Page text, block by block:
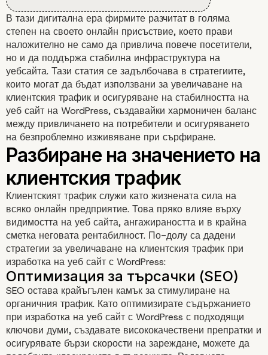
В тази дигитална ера фирмите разчитат в голяма
степен на своето онлайн присъствие, което прави
наложително не само да привлича повече посетители,
но и да поддържа стабилна инфраструктура на
уебсайта. Тази статия се задълбочава в стратегиите,
които могат да бъдат използвани за увеличаване на
клиентския трафик и осигуряване на стабилността на
уеб сайт на WordPress, създавайки хармоничен баланс
между привличането на потребители и осигуряването
на безпроблемно изживяване при сърфиране.
Клиентският трафик служи като жизнената сила на
всяко онлайн предприятие. Това пряко влияе върху
видимостта на уеб сайта, ангажираността и в крайна
сметка неговата рентабилност. По-долу са дадени
стратегии за увеличаване на клиентския трафик при
изработка на уеб сайт с WordPress:
SEO остава крайъгълен камък за стимулиране на
органичния трафик. Като оптимизирате съдържанието
при изработка на уеб сайт с WordPress с подходящи
ключови думи, създавате висококачествени препратки и
осигурявате бързи скорости на зареждане, можете да